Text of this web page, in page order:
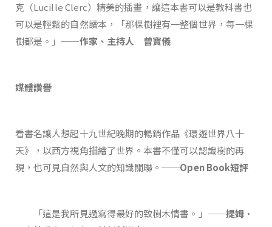
克（Lucille Clerc）精美的插畫，讓這本書可以是教科書也
可以是輕鬆的自然讀本，「那棵樹裡有一整個世界，每一棵
樹都是。」──作家、主持人 曾寶儀
媒體讚譽
看書名讓人想起十九世紀晚期的暢銷作品《環遊世界八十
天》，以西方視角描繪了世界。本書不僅可以認識樹的再
現，也可見自然與人文的知識關聯。──Open Book短評
「這是我所見過寫得最好的致樹木情書。」 ──提姆．